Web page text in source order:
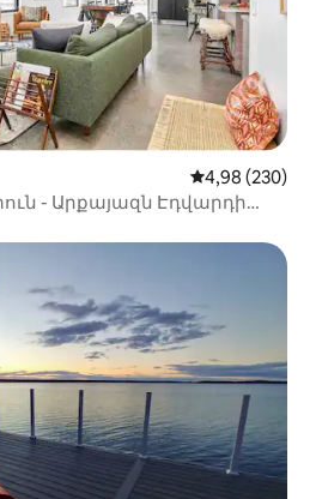
Միջին
4,98 (230)
- Արքայազն Էդվարդի
տները